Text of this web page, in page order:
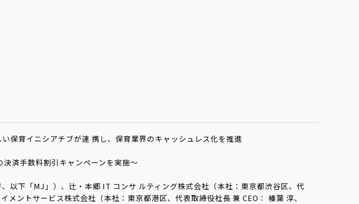
保育イニシアチブが連 携し、保育業界のキャッシュレス化を推進
済手数料割引キャンペーンを実施～
以下「MJ」）、辻・本郷 IT コンサ ルティング株式会社（本社：東京都渋谷区、代
ントサービス株式会社（本社：東京都港区、代表取締役社長 兼 CEO： 榛葉 淳、